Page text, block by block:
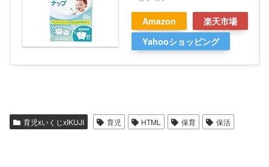
Amazon
楽天市場
Yahooショッピング
育児xいくじxIKUJI 育児 HTML 保育 保活